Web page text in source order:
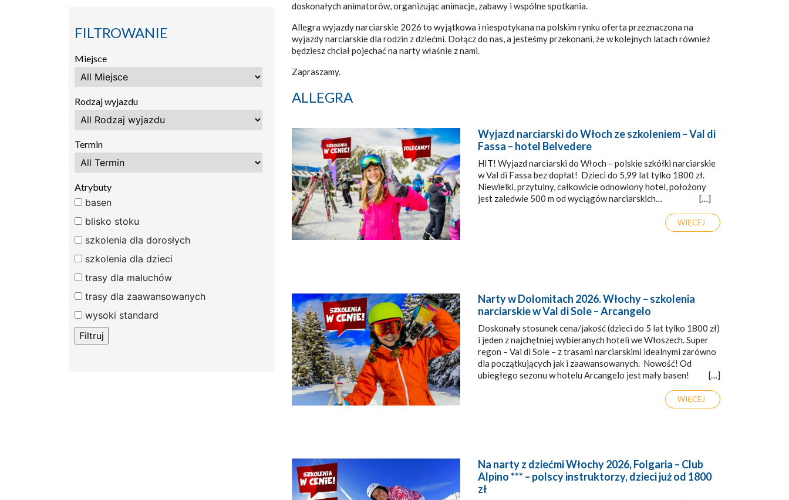
FILTROWANIE
Miejsce
Rodzaj wyjazdu
Termin
Atrybuty
basen
blisko stoku
szkolenia dla dorosłych
szkolenia dla dzieci
trasy dla maluchów
trasy dla zaawansowanych
wysoki standard
doskonałych animatorów, organizując animacje, zabawy i wspólne spotkania.
Allegra wyjazdy narciarskie 2026 to wyjątkowa i niespotykana na polskim rynku oferta przeznaczona na
wyjazdy narciarskie dla rodzin z dziećmi. Dołącz do nas, a jesteśmy przekonani, że w kolejnych latach również
będziesz chciał pojechać na narty właśnie z nami.
Zapraszamy.
ALLEGRA
Wyjazd narciarski do Włoch ze szkoleniem – Val di
Fassa – hotel Belvedere
HIT! Wyjazd narciarski do Włoch – polskie szkółki narciarskie
w Val di Fassa bez dopłat! Dzieci do 5,99 lat tylko 1800 zł.
Niewielki, przytulny, całkowicie odnowiony hotel, położony
jest zaledwie 500 m od wyciągów narciarskich… […]
WIĘCEJ
Narty w Dolomitach 2026. Włochy – szkolenia
narciarskie w Val di Sole – Arcangelo
Doskonały stosunek cena/jakość (dzieci do 5 lat tylko 1800 zł)
i jeden z najchętniej wybieranych hoteli we Włoszech. Super
regon – Val di Sole – z trasami narciarskimi idealnymi zarówno
dla początkujących jak i zaawansowanych. Nowość! Od
ubiegłego sezonu w hotelu Arcangelo jest mały basen! […]
WIĘCEJ
Na narty z dziećmi Włochy 2026, Folgaria – Club
Alpino *** – polscy instruktorzy, dzieci już od 1800
zł